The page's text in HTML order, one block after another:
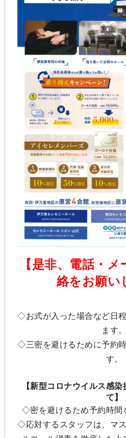
【是非、電話・
絡をお願い
◇お式が入った場合など日
ます。
◇三密を避けるために予約
す。
【新型コロナウイルス感
て】
◇密を避けるため予約時間
◇応対するスタッフは、マ